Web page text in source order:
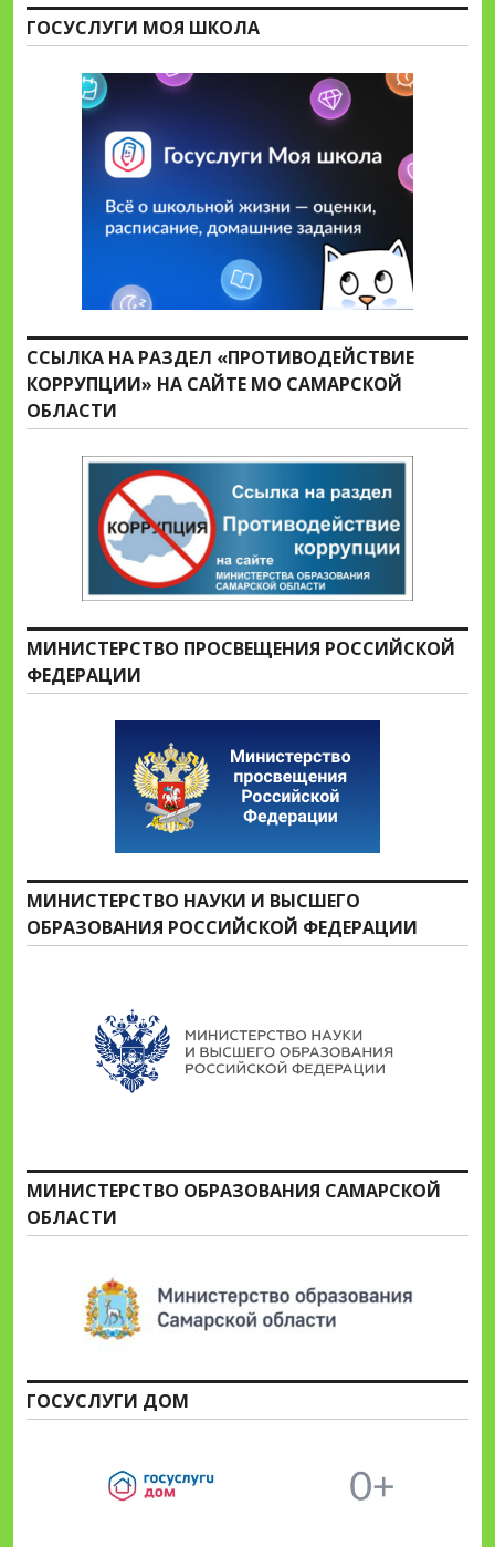
ГОСУСЛУГИ МОЯ ШКОЛА
ССЫЛКА НА РАЗДЕЛ «ПРОТИВОДЕЙСТВИЕ
КОРРУПЦИИ» НА САЙТЕ МО САМАРСКОЙ
ОБЛАСТИ
МИНИСТЕРСТВО ПРОСВЕЩЕНИЯ РОССИЙСКОЙ
ФЕДЕРАЦИИ
МИНИСТЕРСТВО НАУКИ И ВЫСШЕГО
ОБРАЗОВАНИЯ РОССИЙСКОЙ ФЕДЕРАЦИИ
МИНИСТЕРСТВО ОБРАЗОВАНИЯ САМАРСКОЙ
ОБЛАСТИ
ГОСУСЛУГИ ДОМ